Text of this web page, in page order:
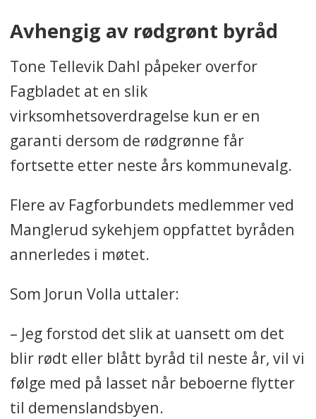
Avhengig av rødgrønt byråd
Tone Tellevik Dahl påpeker overfor
Fagbladet at en slik
virksomhetsoverdragelse kun er en
garanti dersom de rødgrønne får
fortsette etter neste års kommunevalg.
Flere av Fagforbundets medlemmer ved
Manglerud sykehjem oppfattet byråden
annerledes i møtet.
Som Jorun Volla uttaler:
– Jeg forstod det slik at uansett om det
blir rødt eller blått byråd til neste år, vil vi
følge med på lasset når beboerne flytter
til demenslandsbyen.